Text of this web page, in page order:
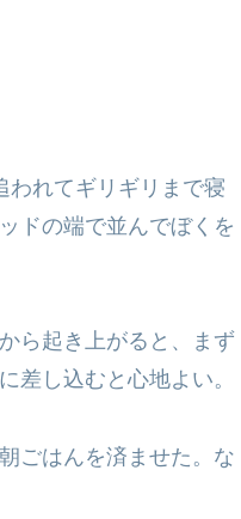
われてギリギリまで寝
ドの端で並んでぼくを
ら起き上がると、まず
差し込むと心地よい。
ごはんを済ませた。な